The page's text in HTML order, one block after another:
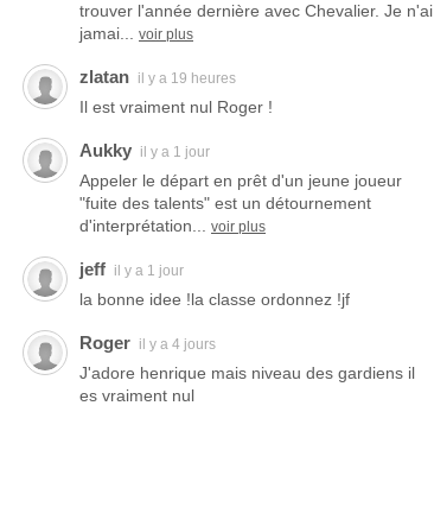
trouver l'année dernière avec Chevalier. Je n'ai
jamai...
voir plus
zlatan il y a 19 heures
Il est vraiment nul Roger !
Aukky il y a 1 jour
Appeler le départ en prêt d'un jeune joueur
"fuite des talents" est un détournement
d'interprétation...
voir plus
jeff il y a 1 jour
la bonne idee !la classe ordonnez !jf
Roger il y a 4 jours
J'adore henrique mais niveau des gardiens il
es vraiment nul